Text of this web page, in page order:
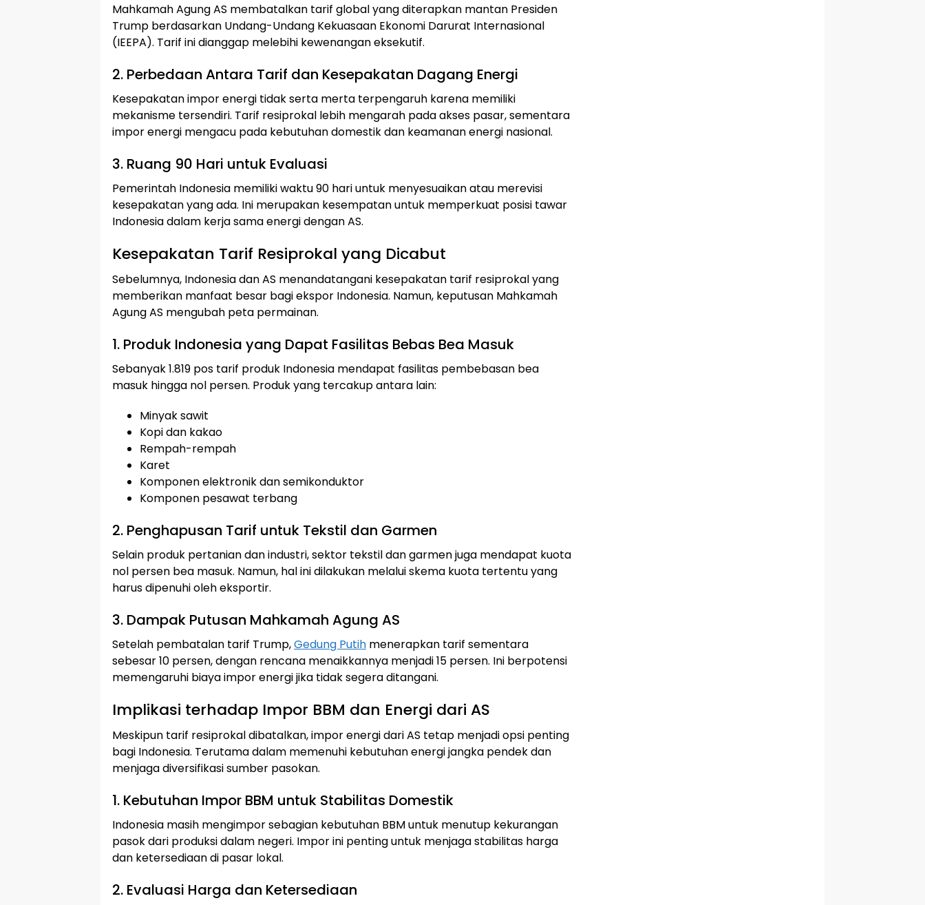
Mahkamah Agung AS membatalkan tarif global yang diterapkan mantan Presiden
Trump berdasarkan Undang-Undang Kekuasaan Ekonomi Darurat Internasional
(IEEPA). Tarif ini dianggap melebihi kewenangan eksekutif.
2. Perbedaan Antara Tarif dan Kesepakatan Dagang Energi
Kesepakatan impor energi tidak serta merta terpengaruh karena memiliki
mekanisme tersendiri. Tarif resiprokal lebih mengarah pada akses pasar, sementara
impor energi mengacu pada kebutuhan domestik dan keamanan energi nasional.
3. Ruang 90 Hari untuk Evaluasi
Pemerintah Indonesia memiliki waktu 90 hari untuk menyesuaikan atau merevisi
kesepakatan yang ada. Ini merupakan kesempatan untuk memperkuat posisi tawar
Indonesia dalam kerja sama energi dengan AS.
Kesepakatan Tarif Resiprokal yang Dicabut
Sebelumnya, Indonesia dan AS menandatangani kesepakatan tarif resiprokal yang
memberikan manfaat besar bagi ekspor Indonesia. Namun, keputusan Mahkamah
Agung AS mengubah peta permainan.
1. Produk Indonesia yang Dapat Fasilitas Bebas Bea Masuk
Sebanyak 1.819 pos tarif produk Indonesia mendapat fasilitas pembebasan bea
masuk hingga nol persen. Produk yang tercakup antara lain:
Minyak sawit
Kopi dan kakao
Rempah-rempah
Karet
Komponen elektronik dan semikonduktor
Komponen pesawat terbang
2. Penghapusan Tarif untuk Tekstil dan Garmen
Selain produk pertanian dan industri, sektor tekstil dan garmen juga mendapat kuota
nol persen bea masuk. Namun, hal ini dilakukan melalui skema kuota tertentu yang
harus dipenuhi oleh eksportir.
3. Dampak Putusan Mahkamah Agung AS
Setelah pembatalan tarif Trump,Gedung Putih menerapkan tarif sementara
sebesar 10 persen, dengan rencana menaikkannya menjadi 15 persen. Ini berpotensi
memengaruhi biaya impor energi jika tidak segera ditangani.
Implikasi terhadap Impor BBM dan Energi dari AS
Meskipun tarif resiprokal dibatalkan, impor energi dari AS tetap menjadi opsi penting
bagi Indonesia. Terutama dalam memenuhi kebutuhan energi jangka pendek dan
menjaga diversifikasi sumber pasokan.
1. Kebutuhan Impor BBM untuk Stabilitas Domestik
Indonesia masih mengimpor sebagian kebutuhan BBM untuk menutup kekurangan
pasok dari produksi dalam negeri. Impor ini penting untuk menjaga stabilitas harga
dan ketersediaan di pasar lokal.
2. Evaluasi Harga dan Ketersediaan